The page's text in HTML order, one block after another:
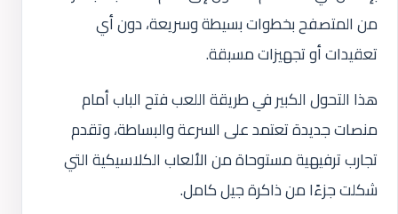
من المتصفح بخطوات بسيطة وسريعة، دون أي
تعقيدات أو تجهيزات مسبقة.
هذا التحول الكبير في طريقة اللعب فتح الباب أمام
منصات جديدة تعتمد على السرعة والبساطة، وتقدم
تجارب ترفيهية مستوحاة من الألعاب الكلاسيكية التي
شكلت جزءًا من ذاكرة جيل كامل.